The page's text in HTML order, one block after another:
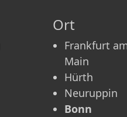
Ort
Frankfurt
Main
Hürth
Neuruppin
Bonn